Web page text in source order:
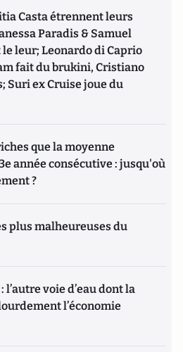
Casta étrennent leurs
Paradis & Samuel
leur; Leonardo di Caprio
fait du brukini, Cristiano
Suri ex Cruise joue du
que la moyenne
année consécutive : jusqu'où
?
plus malheureuses du
l’autre voie d’eau dont la
l’économie